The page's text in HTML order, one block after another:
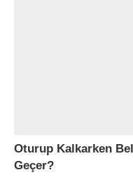
Oturup Kalkarken
Geçer?